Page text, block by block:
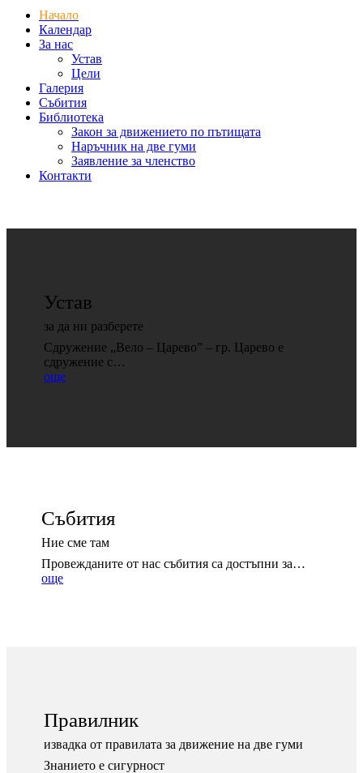
Начало
Календар
За нас
Устав
Цели
Галерия
Събития
Библиотека
Закон за движението по пътищата
Наръчник на две гуми
Заявление за членство
Контакти
Устав
за да ни разберете
Сдружение „Вело – Царево” – гр. Царево е
сдружение с…
още
Събития
Ние сме там
Провежданите от нас събития са достъпни за…
още
Правилник
извадка от правилата за движение на две гуми
Знанието е сигурност